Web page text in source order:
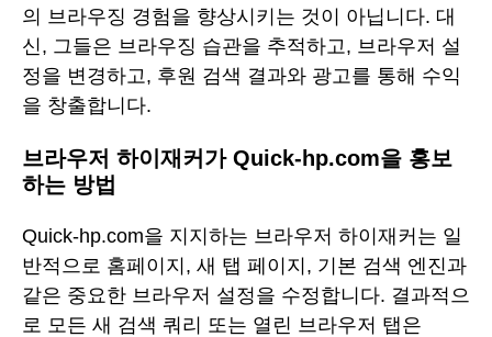
의 브라우징 경험을 향상시키는 것이 아닙니다. 대
신, 그들은 브라우징 습관을 추적하고, 브라우저 설
정을 변경하고, 후원 검색 결과와 광고를 통해 수익
을 창출합니다.
브라우저 하이재커가 Quick-hp.com을 홍보
하는 방법
Quick-hp.com을 지지하는 브라우저 하이재커는 일
반적으로 홈페이지, 새 탭 페이지, 기본 검색 엔진과
같은 중요한 브라우저 설정을 수정합니다. 결과적으
로 모든 새 검색 쿼리 또는 열린 브라우저 탭은